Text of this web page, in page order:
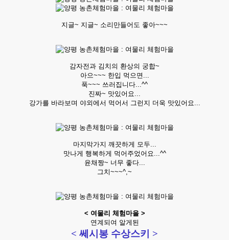
지글~ 지글~ 소리만들어도 좋아~~~
감자전과 김치의 환상의 궁합~
아으~~~ 한입 먹으면...
푹~~~ 쓰러집니다...^^
진짜~ 맛있어요...
강가를 바라보며 야외에서 먹어서 그런지 더욱 맛있어요...
마지막가지 깨끗하게 모두...
맛나게 행복하게 먹어주었어요...^^
윤채짱~ 너무 좋다...
그치~~~^,~
< 여물리 체험마을 >
연계되여 알게된
< 쎄시봉 수상스키 >